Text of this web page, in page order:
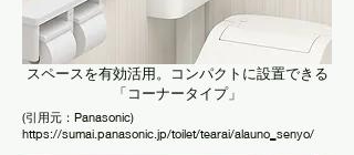
​スペースを有効活用。コンパクトに設置できる
「コーナータイプ」
(引用元：Panasonic)
https://sumai.panasonic.jp/toilet/tearai/alauno_senyo/